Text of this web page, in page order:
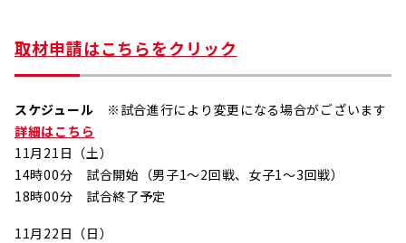
取材申請はこちらをクリック
スケジュール ※試合進行により変更になる場合がございます
詳細はこちら
11月21日（土）
14時00分 試合開始（男子1～2回戦、女子1～3回戦）
18時00分 試合終了予定
11月22日（日）